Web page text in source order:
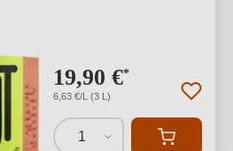
19,90 €*
6,63 €/L (3 L)
1